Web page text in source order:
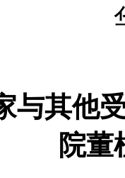
与其他
院董